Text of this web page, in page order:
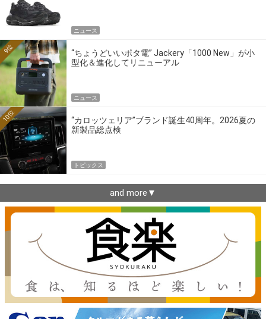
ニュース
“ちょうどいいポタ電” Jackery「1000 New」が小
型化＆進化してリニューアル
9位
ニュース
“カロッツェリア”ブランド誕生40周年。2026夏の
新製品総点検
10位
トピックス
and more▼